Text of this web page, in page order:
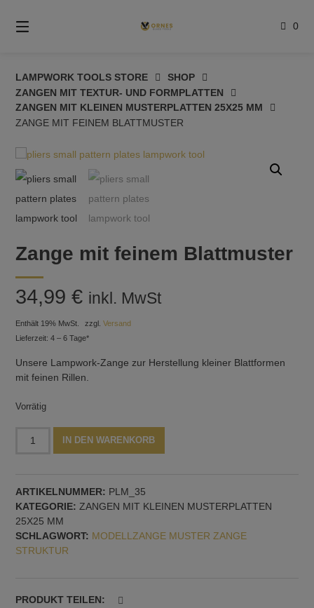
zum
Inhalt
0
LAMPWORK TOOLS STORE
SHOP
ZANGEN MIT TEXTUR- UND FORMPLATTEN
ZANGEN MIT KLEINEN MUSTERPLATTEN 25X25 MM
ZANGE MIT FEINEM BLATTMUSTER
Zange mit feinem Blattmuster
34,99€ inkl. MwSt
Enthält 19% MwSt. zzgl.Versand
Lieferzeit: 4 – 6 Tage*
Unsere Lampwork-Zange zur Herstellung kleiner Blattformen
mit feinen Rillen.
Vorrätig
Menge
IN DEN WARENKORB
ARTIKELNUMMER: PLM_35
KATEGORIE: ZANGEN MIT KLEINEN MUSTERPLATTEN
25X25 MM
SCHLAGWORT: MODELLZANGE MUSTER ZANGE
STRUKTUR
PRODUKT TEILEN: